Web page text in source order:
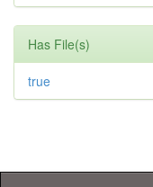
Has File(s)
true